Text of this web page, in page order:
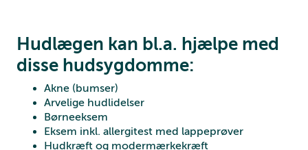
Hudlægen kan bl.a. hjælpe med
disse hudsygdomme:
Akne (bumser)
Arvelige hudlidelser
Børneeksem
Eksem inkl. allergitest med lappeprøver
Hudkræft og modermærkekræft